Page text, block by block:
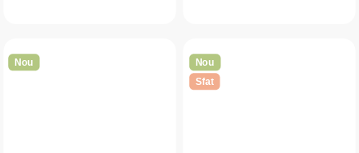
Nou Nou
Sfat